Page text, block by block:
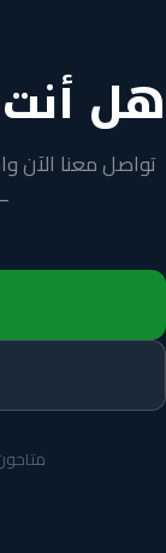
هل أنت
تواصل معنا
متاحون من ٨ ص حتى ١٠